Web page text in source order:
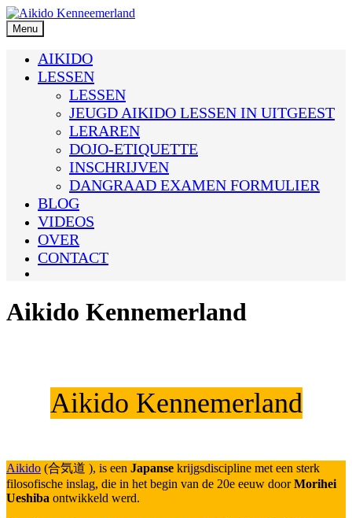
Skip
to
content
Menu
AIKIDO
LESSEN
LESSEN
JEUGD AIKIDO LESSEN IN UITGEEST
LERAREN
DOJO-ETIQUETTE
INSCHRIJVEN
DANGRAAD EXAMEN FORMULIER
BLOG
VIDEOS
OVER
CONTACT
Aikido Kennemerland
Aikido Kennemerland
Aikido (合気道 ), is een Japanse krijgsdiscipline met een sterk
filosofische inslag, die in het begin van de 20e eeuw doorMorihei
Ueshiba ontwikkeld werd.